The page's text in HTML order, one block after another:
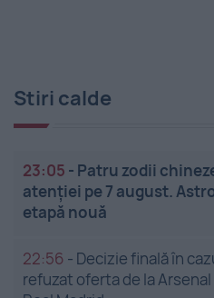
Stiri calde
23:05 - Patru zodii
atenției pe 7 august.
etapă nouă
22:56 - Decizie finală în
refuzat oferta de la